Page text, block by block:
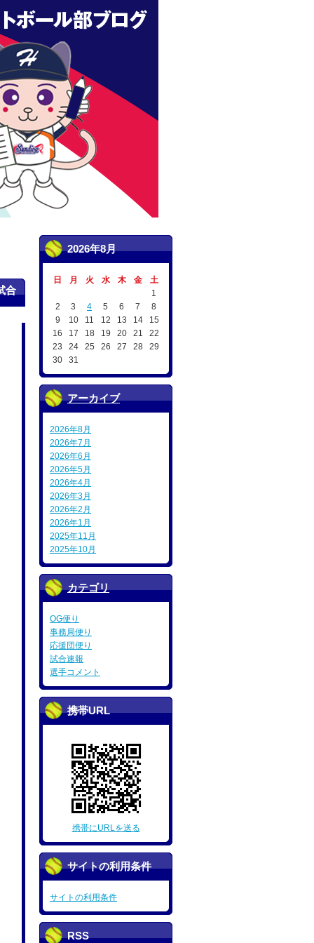
合
2026年8月
日 月 火 水 木 金
土
1
2
3 4 5 6 7
8
9
10 11 12 13 14
15
16
17 18 19 20 21
22
23
24 25 26 27 28
29
30
31
アーカイブ
2026年8月
2026年7月
2026年6月
2026年5月
2026年4月
2026年3月
2026年2月
2026年1月
2025年11月
2025年10月
カテゴリ
OG便り
事務局便り
応援団便り
試合速報
選手コメント
携帯URL
携帯にURLを送る
サイトの利用条件
サイトの利用条件
RSS